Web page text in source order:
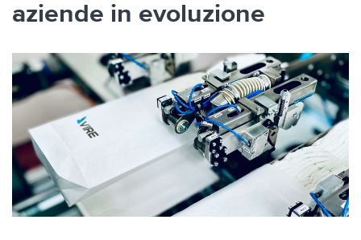
aziende in evoluzione